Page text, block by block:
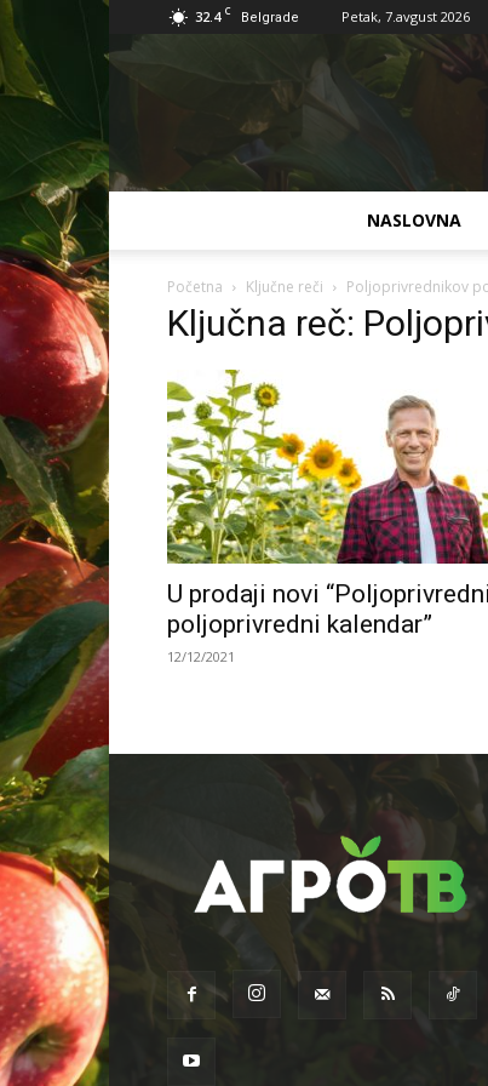
32.4 C Belgrade Petak, 7.avgust 2026
NASLOVNA
Početna Ključne reči Poljoprivrednikov
Ključna reč:
U prodaji novi
poljoprivredni kalendar”
12/12/2021